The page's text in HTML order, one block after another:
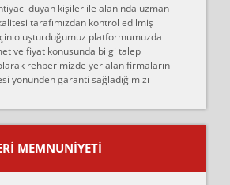
naklyat eşyalarımı taşımak için
de eşyalarımı düzgün şekilde
Tutarsız ve ticari ahlak problemleri
Sonrasında taşıma gününde
duyan kişiler ile alanında uzman
tarafımızdan kontrol edilmiş
oluşturduğumuz platformumuzda
ve fiyat konusunda bilgi talep
rehberimizde yer alan firmaların
yönünden garanti sağladığımızı
MEMNUNIYETI